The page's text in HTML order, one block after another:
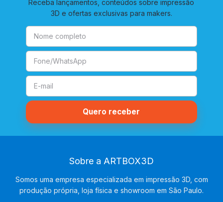
Receba lançamentos, conteúdos sobre impressão
3D e ofertas exclusivas para makers.
Sobre a ARTBOX3D
Somos uma empresa especializada em impressão 3D, com
produção própria, loja física e showroom em São Paulo.